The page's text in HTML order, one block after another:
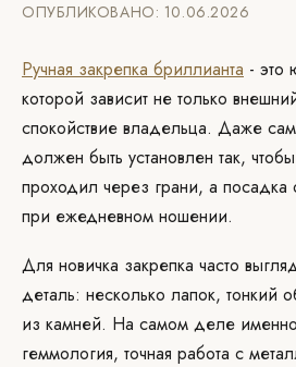
ОПУБЛИКОВАНО: 10.06.2026
Ручная закрепка бриллианта - это
которой зависит не только
спокойствие владельца. Даже
должен быть установлен так,
проходил через грани, а посадка
при ежедневном ношении.
Для новичка закрепка часто
деталь: несколько лапок, тонкий
из камней. На самом деле именно
геммология, точная работа с